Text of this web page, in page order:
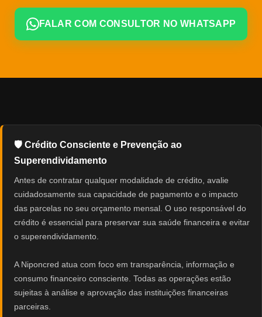
FALAR COM CONSULTOR NO WHATSAPP
🛡️ Crédito Consciente e Prevenção ao
Superendividamento
Antes de contratar qualquer modalidade de crédito, avalie
cuidadosamente sua capacidade de pagamento e o impacto
das parcelas no seu orçamento mensal. O uso responsável do
crédito é essencial para preservar sua saúde financeira e evitar
o superendividamento.
A Niponcred atua com foco em transparência, informação e
consumo financeiro consciente. Todas as operações estão
sujeitas à análise e aprovação das instituições financeiras
parceiras.